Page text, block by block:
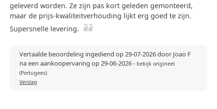
geleverd worden. Ze zijn pas kort geleden gemonteerd,
maar de prijs-kwaliteitverhouding lijkt erg goed te zijn.
Supersnelle levering.
Vertaalde beoordeling ingediend op 29-07-2026 door Joao F
na een aankoopervaring op 29-06-2026- bekijk origineel
(Portugees)
Verslag